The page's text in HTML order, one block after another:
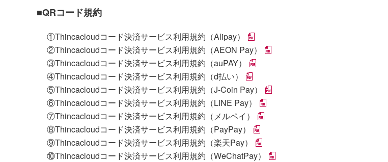
■QRコード規約
①Thincacloudコード決済サービス利用規約（Alipay）
②Thincacloudコード決済サービス利用規約（AEON Pay）
③Thincacloudコード決済サービス利用規約（auPAY）
④Thincacloudコード決済サービス利用規約（d払い）
⑤Thincacloudコード決済サービス利用規約（J-Coin Pay）
⑥Thincacloudコード決済サービス利用規約（LINE Pay）
⑦Thincacloudコード決済サービス利用規約（メルペイ）
⑧Thincacloudコード決済サービス利用規約（PayPay）
⑨Thincacloudコード決済サービス利用規約（楽天Pay）
⑩Thincacloudコード決済サービス利用規約（WeChatPay）